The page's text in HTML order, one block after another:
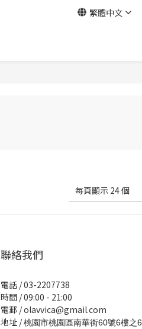
繁體中文
每頁顯示 24 個
聯絡我們
電話 / 03-2207738
時間 / 09:00 - 21:00
電郵 / olavvica@gmail.com
地址 /桃園市桃園區南華街60號6樓之6